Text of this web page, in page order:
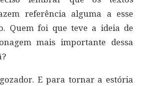
referência alguma a esse
Quem foi que teve a ideia de
mais importante dessa
E para tornar a estória